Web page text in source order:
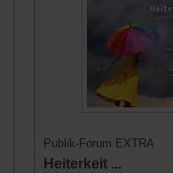
Publik-Forum EXTRA
Heiterkeit ...